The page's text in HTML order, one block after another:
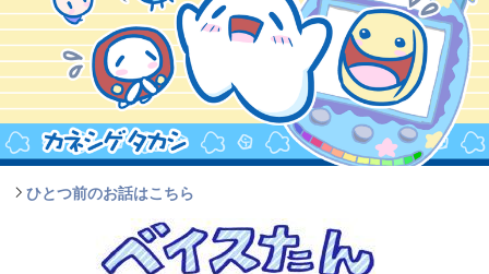
ひとつ前のお話はこちら